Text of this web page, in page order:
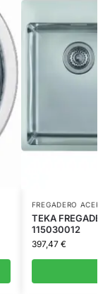
FREGADERO
TEKA
115030012
397,47 €